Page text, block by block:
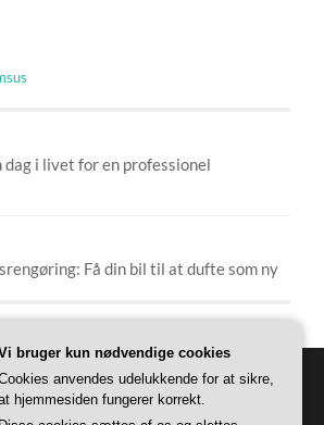
dag i livet for en professionel
Få din bil til at dufte som ny
bruger kun nødvendige cookies
anvendes udelukkende for at sikre,
hjemmesiden fungerer korrekt.